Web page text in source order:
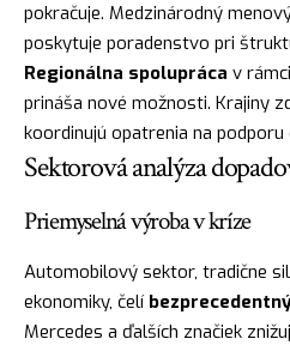
pokračuje. Medzinárodný
poskytuje poradenstvo pri
Regionálna spolupráca v
prináša nové možnosti. Krajiny
koordinujú opatrenia na podporu
Sektorová analýza
Priemyselná výroba v kríze
Automobilový sektor, tradične
ekonomiky, čelí
Mercedes a ďalších značiek